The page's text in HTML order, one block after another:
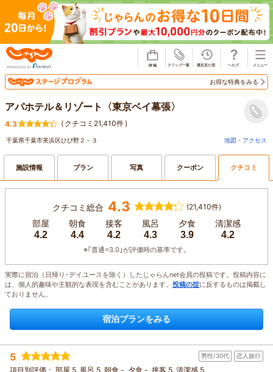
お得な特典をみる
アパホテル＆リゾート〈東京ベイ幕張〉
4.3 ( クチコミ21,410件)
千葉県千葉市美浜区ひび野２－３ 地図・アクセス
施設情報 プラン 写真 クーポン クチコミ
クチコミ総合 4.3 (21,410件)
部屋
4.2
朝食
4.4
接客
4.2
風呂
4.3
夕食
3.9
清潔感
4.2
※｢普通=3.0｣が評価時の基準です。
実際に宿泊（日帰り･デイユースを除く）したじゃらんnet会員の投稿です。投稿内容に
は、個人的趣味や主観的な表現を含むことがあります。 投稿の掟に反するものは掲載し
ておりません。
宿泊プランをみる
5 男性/30代 恋人旅行
項目別評価： 部屋 5 風呂 5 朝食 - 夕食 - 接客 5 清潔感 5